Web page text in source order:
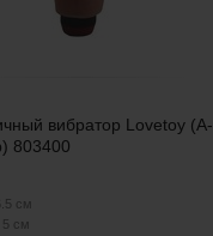
вибратор Lovetoy (А-
803400
см
см